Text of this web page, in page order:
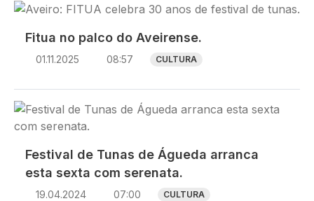
Imagem
Fitua no palco do Aveirense.
01.11.2025 08:57 CULTURA
Imagem
Festival de Tunas de Águeda arranca
esta sexta com serenata.
19.04.2024 07:00 CULTURA